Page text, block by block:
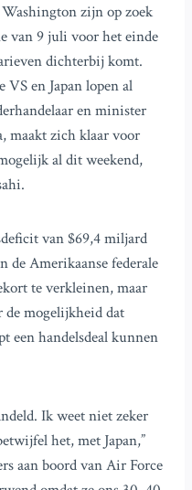
zijn op zoek
van 9 juli voor het einde
dichterbij komt.
VS en Japan lopen al
en minister
maakt zich klaar voor
al dit weekend,
van $69,4 miljard
de Amerikaanse federale
te verkleinen, maar
mogelijkheid dat
een handelsdeal kunnen
Ik weet niet zeker
het, met Japan,”
aan boord van Air Force